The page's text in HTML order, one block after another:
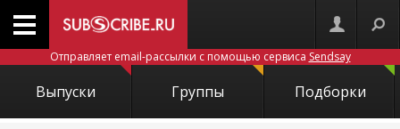
Отправляет email-рассылки с помощью сервиса Sendsay
Выпуски Группы Подборки